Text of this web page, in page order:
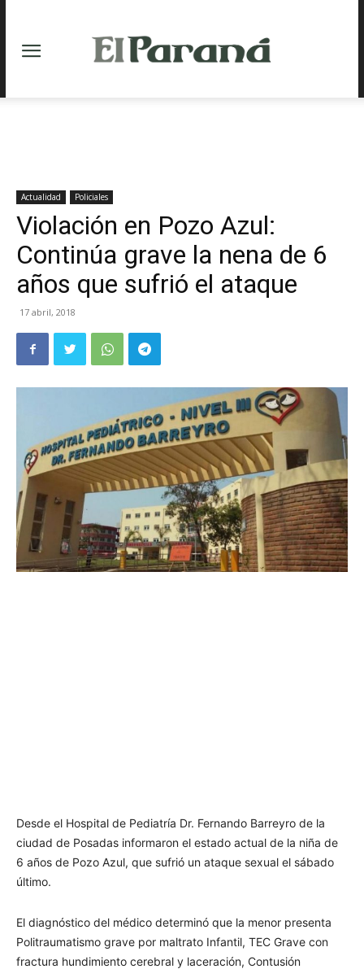
Actualidad Policiales
Violación en Pozo Azul:
Continúa grave la nena de 6
años que sufrió el ataque
17 abril, 2018
Desde el Hospital de Pediatría Dr. Fernando Barreyro de la
ciudad de Posadas informaron el estado actual de la niña de
6 años de Pozo Azul, que sufrió un ataque sexual el sábado
último.
El diagnóstico del médico determinó que la menor presenta
Politraumatismo grave por maltrato Infantil, TEC Grave con
fractura hundimiento cerebral y laceración, Contusión